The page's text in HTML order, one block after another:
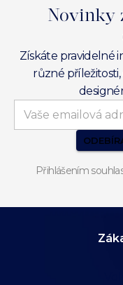
Novinky
Získáte pravidelné
různé
Přihlášením